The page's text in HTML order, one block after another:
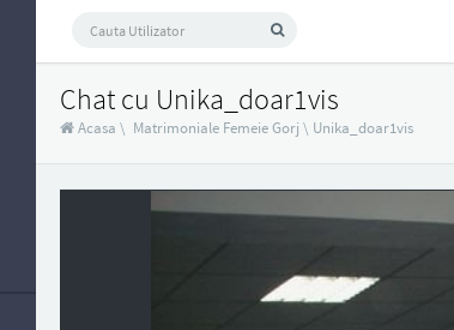
Chat cu Unika_doar1vis
Acasa \ Matrimoniale Femeie Gorj \ Unika_doar1vis